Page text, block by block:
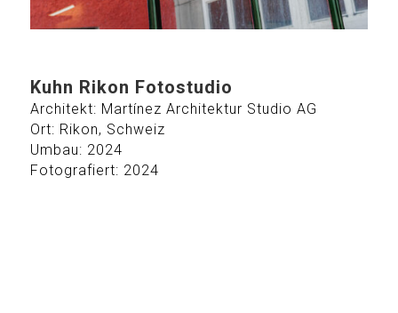
Kuhn Rikon Fotostudio
Architekt: Martínez Architektur Studio AG
Ort: Rikon, Schweiz
Umbau: 2024
Fotografiert: 2024